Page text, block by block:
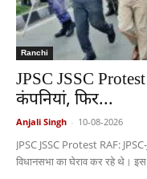
Ranchi
JPSC JSSC
कंपनियां, फिर...
Anjali Singh - 10-08-2026
JPSC JSSC Protest RAF:
विधानसभा का घेराव कर रहे थे। इस